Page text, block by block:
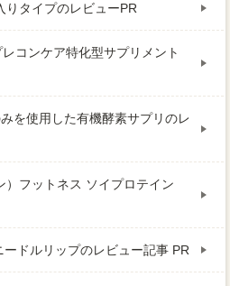
タイプのレビューPR
コンケア特化型サプリメント
を使用した有機酵素サプリのレ
フットネス ソイプロテイン
ドルリップのレビュー記事 PR